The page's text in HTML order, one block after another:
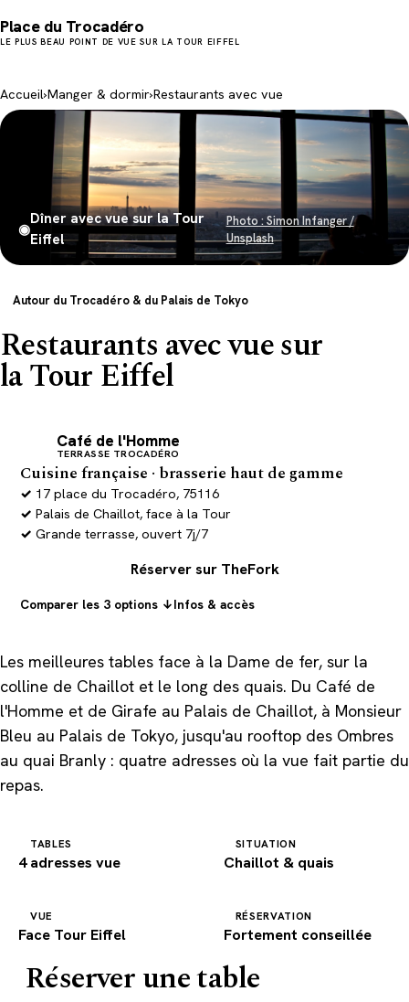
Place du Trocadéro
LE PLUS BEAU POINT DE VUE SUR LA TOUR EIFFEL
Accueil›Manger & dormir›Restaurants avec vue
◉
Dîner avec vue sur la Tour
Eiffel
Photo : Simon Infanger /
Unsplash
Autour du Trocadéro & du Palais de Tokyo
Restaurants avec vue sur
la Tour Eiffel
Les meilleures tables face à la Dame de fer, sur la
colline de Chaillot et le long des quais. Du Café de
l'Homme et de Girafe au Palais de Chaillot, à Monsieur
Bleu au Palais de Tokyo, jusqu'au rooftop des Ombres
au quai Branly : quatre adresses où la vue fait partie du
repas.
Café de l'Homme
TERRASSE TROCADÉRO
Cuisine française · brasserie haut de gamme
17 place du Trocadéro, 75116
Palais de Chaillot, face à la Tour
Grande terrasse, ouvert 7j/7
Réserver sur TheFork
Comparer les 3 options ↓Infos & accès
TABLES
4 adresses vue
SITUATION
Chaillot & quais
VUE
Face Tour Eiffel
RÉSERVATION
Fortement conseillée
Réserver une table